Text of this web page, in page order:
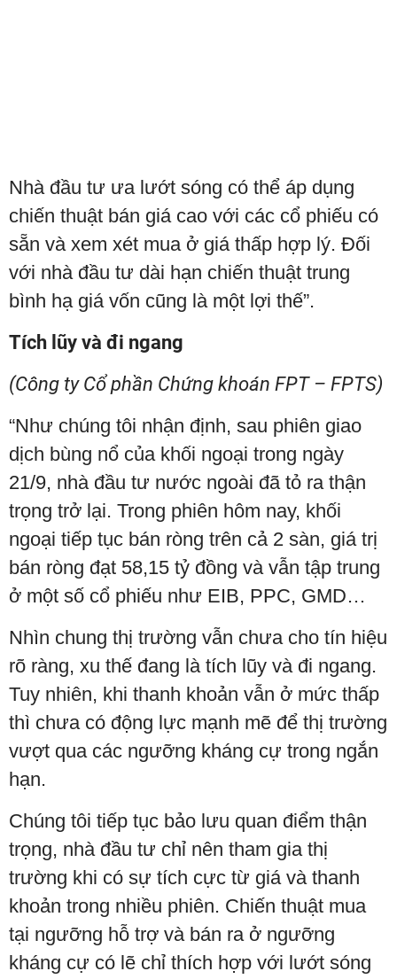
Nhà đầu tư ưa lướt sóng có thể áp dụng
chiến thuật bán giá cao với các cổ phiếu có
sẵn và xem xét mua ở giá thấp hợp lý. Đối
với nhà đầu tư dài hạn chiến thuật trung
bình hạ giá vốn cũng là một lợi thế”.
Tích lũy và đi ngang
(Công ty Cổ phần Chứng khoán FPT – FPTS)
“Như chúng tôi nhận định, sau phiên giao
dịch bùng nổ của khối ngoại trong ngày
21/9, nhà đầu tư nước ngoài đã tỏ ra thận
trọng trở lại. Trong phiên hôm nay, khối
ngoại tiếp tục bán ròng trên cả 2 sàn, giá trị
bán ròng đạt 58,15 tỷ đồng và vẫn tập trung
ở một số cổ phiếu như EIB, PPC, GMD…
Nhìn chung thị trường vẫn chưa cho tín hiệu
rõ ràng, xu thế đang là tích lũy và đi ngang.
Tuy nhiên, khi thanh khoản vẫn ở mức thấp
thì chưa có động lực mạnh mẽ để thị trường
vượt qua các ngưỡng kháng cự trong ngắn
hạn.
Chúng tôi tiếp tục bảo lưu quan điểm thận
trọng, nhà đầu tư chỉ nên tham gia thị
trường khi có sự tích cực từ giá và thanh
khoản trong nhiều phiên. Chiến thuật mua
tại ngưỡng hỗ trợ và bán ra ở ngưỡng
kháng cự có lẽ chỉ thích hợp với lướt sóng